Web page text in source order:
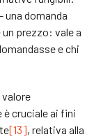
una domanda
prezzo: vale a
e chi
valore
cruciale ai fini
[13], relativa alla